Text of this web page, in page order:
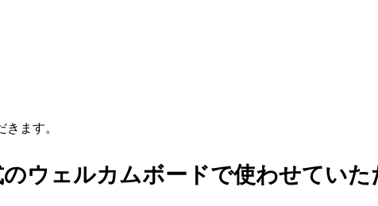
ます。
ウェルカムボードで使わせていた